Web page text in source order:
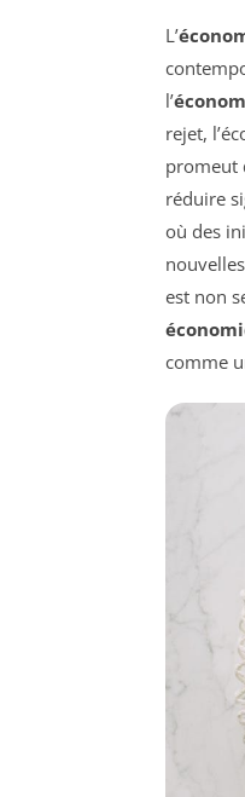
L’
l’
rejet,
promeut
réduire
où des
est non
comme